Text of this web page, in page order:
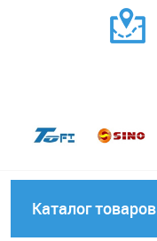
Каталог товаров